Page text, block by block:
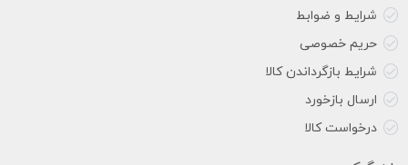
شرایط و ضوابط
حریم خصوصی
شرایط بازگرداندن کالا
ارسال بازخورد
درخواست کالا